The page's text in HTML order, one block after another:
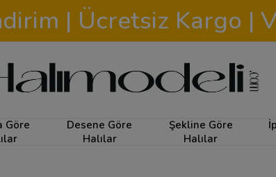
| Ücretsiz Kargo |
Göre
Desene Göre
Halılar
Şekline Göre
Halılar